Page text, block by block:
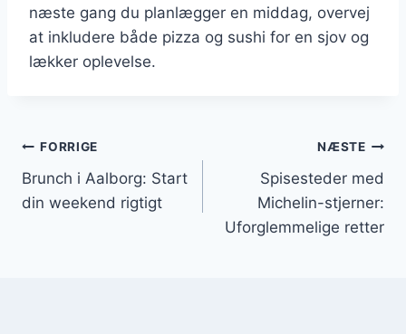
næste gang du planlægger en middag, overvej
at inkludere både pizza og sushi for en sjov og
lækker oplevelse.
Indlægsnavigation
FORRIGE
Brunch i Aalborg: Start
din weekend rigtigt
NÆSTE
Spisesteder med
Michelin-stjerner:
Uforglemmelige retter